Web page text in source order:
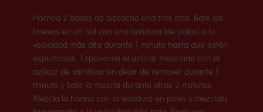
Hornea 2 bases de bizcocho una tras otra: Bate los
huevos en un bol con una batidora (de palas) a la
velocidad más alta durante 1 minuto hasta que estén
espumosos. Espolvorea el azúcar mezclado con el
azúcar de vainillina sin dejar de remover durante 1
minuto y bate la mezcla durante otros 2 minutos.
Mezcla la harina con la levadura en polvo y mézclala